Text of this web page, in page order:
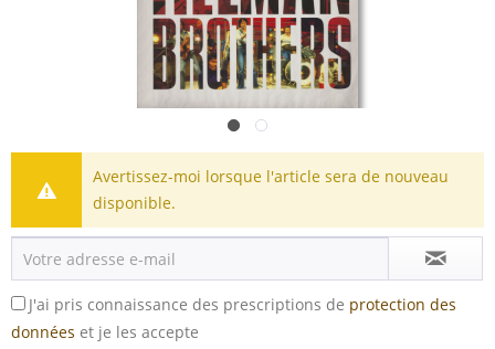
Avertissez-moi lorsque l'article sera de nouveau
disponible.
J'ai pris connaissance des prescriptions de protection des
données et je les accepte